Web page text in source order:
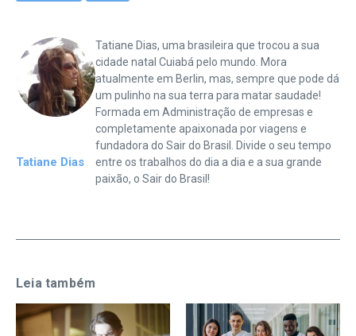
Tatiane Dias
Tatiane Dias, uma brasileira que trocou a sua
cidade natal Cuiabá pelo mundo. Mora
atualmente em Berlin, mas, sempre que pode dá
um pulinho na sua terra para matar saudade!
Formada em Administração de empresas e
completamente apaixonada por viagens e
fundadora do Sair do Brasil. Divide o seu tempo
entre os trabalhos do dia a dia e a sua grande
paixão, o Sair do Brasil!
Leia também